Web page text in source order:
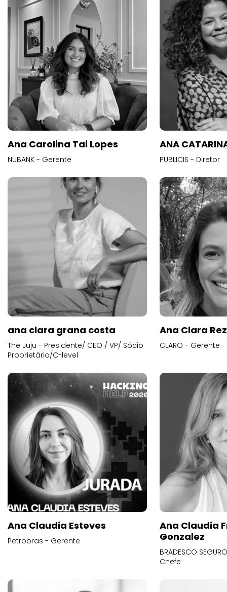
Ana Carolina Tai Lopes
NUBANK - Gerente
ANA
PUBLICIS - Diretor
ana clara grana costa
The Juju - Presidente/ CEO / VP/ Sócio
Proprietário/C-level
Ana Clara
CLARO - Gerente
Ana Claudia Esteves
Petrobras - Gerente
Ana Claudia
Gonzalez
BRADESCO
Chefe